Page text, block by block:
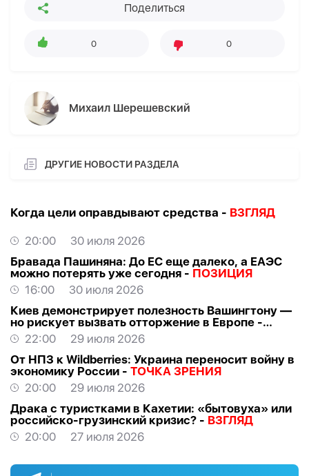
Поделиться
0 0
Михаил Шерешевский
ДРУГИЕ НОВОСТИ РАЗДЕЛА
Когда цели оправдывают средства - ВЗГЛЯД
20:00
30 июля 2026
Бравада Пашиняна: До ЕС еще далеко, а ЕАЭС
можно потерять уже сегодня - ПОЗИЦИЯ
16:00
30 июля 2026
Киев демонстрирует полезность Вашингтону —
но рискует вызвать отторжение в Европе -
ВЗГЛЯД
22:00
29 июля 2026
От НПЗ к Wildberries: Украина переносит войну в
экономику России - ТОЧКА ЗРЕНИЯ
20:00
29 июля 2026
Драка с туристками в Кахетии: «бытовуха» или
российско-грузинский кризис? - ВЗГЛЯД
20:00
27 июля 2026